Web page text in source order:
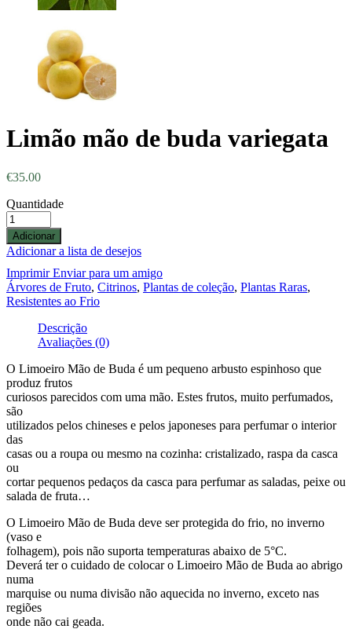
Limão mão de buda variegata
€35.00
Quantidade
Adicionar
Adicionar a lista de desejos
ImprimirEnviar para um amigo
Árvores de Fruto, Citrinos, Plantas de coleção, Plantas Raras,
Resistentes ao Frio
Descrição
Avaliações (0)
O Limoeiro Mão de Buda é um pequeno arbusto espinhoso que
produz frutos
curiosos parecidos com uma mão. Estes frutos, muito perfumados,
são
utilizados pelos chineses e pelos japoneses para perfumar o interior
das
casas ou a roupa ou mesmo na cozinha: cristalizado, raspa da casca
ou
cortar pequenos pedaços da casca para perfumar as saladas, peixe ou
salada de fruta…
O Limoeiro Mão de Buda deve ser protegida do frio, no inverno
(vaso e
folhagem), pois não suporta temperaturas abaixo de 5°C.
Deverá ter o cuidado de colocar o Limoeiro Mão de Buda ao abrigo
numa
marquise ou numa divisão não aquecida no inverno, exceto nas
regiões
onde não cai geada.